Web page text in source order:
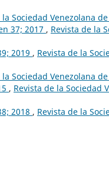
la Sociedad Venezolana
37; 2017 , Revista de la
2019 , Revista de la
la Sociedad Venezolana
, Revista de la Sociedad
2018 , Revista de la